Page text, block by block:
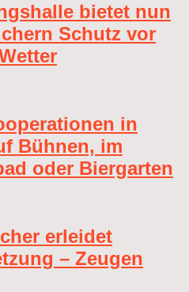
bietet nun
Schutz vor
in
Bühnen, im
oder Biergarten
erleidet
– Zeugen